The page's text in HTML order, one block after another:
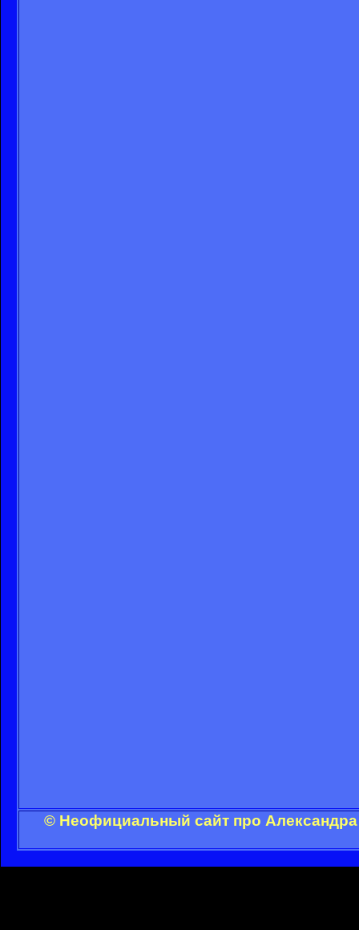
© Неофициальный сайт про